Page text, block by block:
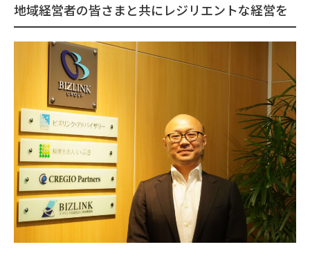
地域経営者の皆さまと共にレジリエントな経営を